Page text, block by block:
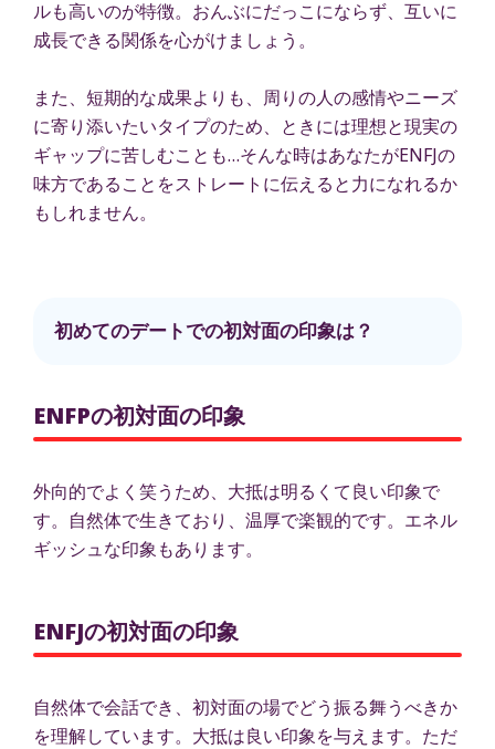
ルも高いのが特徴。おんぶにだっこにならず、互いに
成長できる関係を心がけましょう。
また、短期的な成果よりも、周りの人の感情やニーズ
に寄り添いたいタイプのため、ときには理想と現実の
ギャップに苦しむことも…そんな時はあなたがENFJの
味方であることをストレートに伝えると力になれるか
もしれません。
初めてのデートでの初対面の印象は？
ENFPの初対面の印象
外向的でよく笑うため、大抵は明るくて良い印象で
す。自然体で生きており、温厚で楽観的です。エネル
ギッシュな印象もあります。
ENFJの初対面の印象
自然体で会話でき、初対面の場でどう振る舞うべきか
を理解しています。大抵は良い印象を与えます。ただ